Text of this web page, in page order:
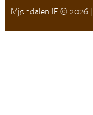
Mjøndalen IF © 2026 |